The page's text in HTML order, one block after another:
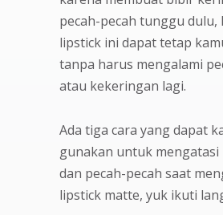
pecah-pecah tunggu dulu,
lipstick ini dapat tetap
tanpa harus mengalami
atau kekeringan lagi.
Ada tiga cara yang dapat
gunakan untuk
dan pecah-pecah saat
lipstick matte, yuk ikuti